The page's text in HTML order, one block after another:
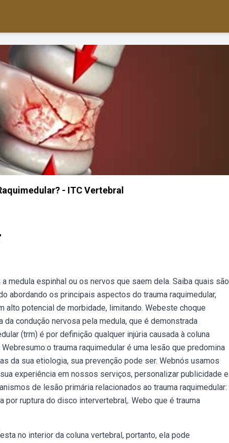
- ITC Vertebral
medula espinhal ou os nervos que saem dela. Saiba quais são
abordando os principais aspectos do trauma raquimedular,
alto potencial de morbidade, limitando. Webeste choque
condução nervosa pela medula, que é demonstrada
(trm) é por definição qualquer injúria causada à coluna
trauma raquimedular é uma lesão que predomina
da sua etiologia, sua prevenção pode ser. Webnós usamos
experiência em nossos serviços, personalizar publicidade e
de lesão primária relacionados ao trauma raquimedular:
ruptura do disco intervertebral,. Webo que é trauma
no interior da coluna vertebral, portanto, ela pode